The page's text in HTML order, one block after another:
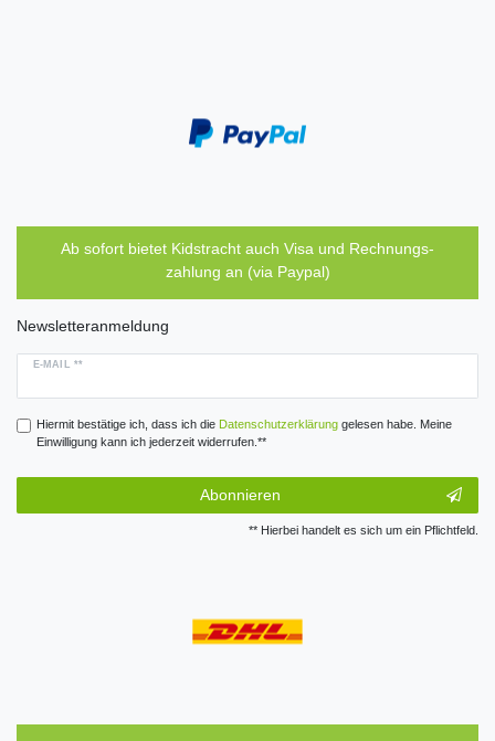
Ab sofort bietet Kidstracht auch Visa und Rechnungs-
zahlung an (via Paypal)
Newsletteranmeldung
E-MAIL **
Hiermit bestätige ich, dass ich die Daten­schutz­erklärunggelesen habe. Meine
Einwilligung kann ich jederzeit widerrufen.**
Abonnieren
** Hierbei handelt es sich um ein Pflichtfeld.